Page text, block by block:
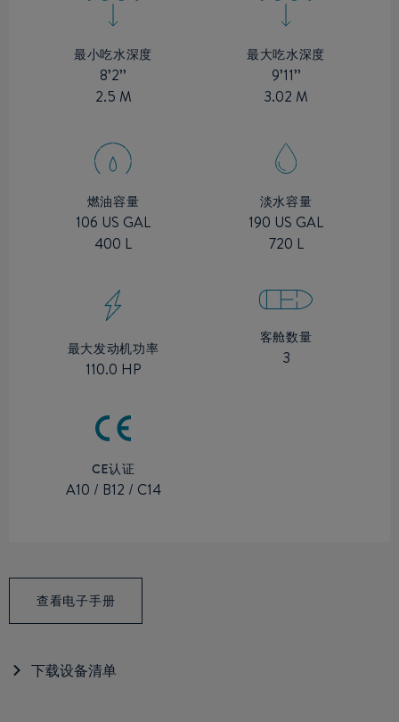
最小吃水深度
8’2’’
2.5 M
最大吃水深度
9’11’’
3.02 M
燃油容量
106 US GAL
400 L
淡水容量
190 US GAL
720 L
最大发动机功率
110.0 HP
客舱数量
3
CE认证
A10 / B12 / C14
查看电子手册
下载设备清单